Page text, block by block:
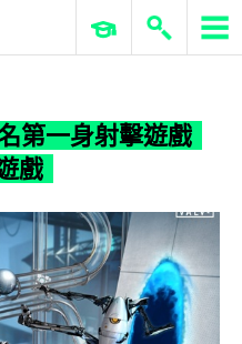
ERP 與商業 AI
第一身射擊遊戲
戲